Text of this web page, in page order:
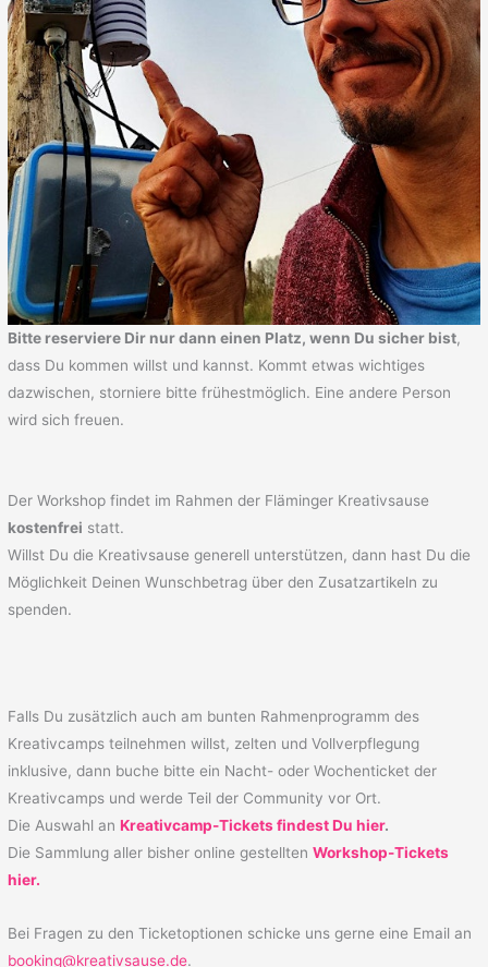
Bitte reserviere Dir nur dann einen Platz, wenn Du sicher bist,
dass Du kommen willst und kannst. Kommt etwas wichtiges
dazwischen, storniere bitte frühestmöglich. Eine andere Person
wird sich freuen.
Der Workshop findet im Rahmen der Fläminger Kreativsause
kostenfrei statt.
Willst Du die Kreativsause generell unterstützen, dann hast Du die
Möglichkeit Deinen Wunschbetrag über den Zusatzartikeln zu
spenden.
Falls Du zusätzlich auch am bunten Rahmenprogramm des
Kreativcamps teilnehmen willst, zelten und Vollverpflegung
inklusive, dann buche bitte ein Nacht- oder Wochenticket der
Kreativcamps und werde Teil der Community vor Ort.
Die Auswahl anKreativcamp-Tickets findest Du hier.
Die Sammlung aller bisher online gestelltenWorkshop-Tickets
hier.
Bei Fragen zu den Ticketoptionen schicke uns gerne eine Email an
booking@kreativsause.de.